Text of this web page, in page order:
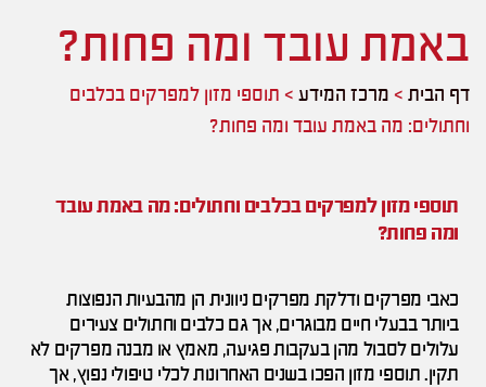
באמת עובד ומה פחות?
דף הבית > מרכז המידע > תוספי מזון למפרקים בכלבים
וחתולים: מה באמת עובד ומה פחות?
תוספי מזון למפרקים בכלבים וחתולים: מה באמת עובד
ומה פחות?
כאבי מפרקים ודלקת מפרקים ניוונית הן מהבעיות הנפוצות
ביותר בבעלי חיים מבוגרים, אך גם כלבים וחתולים צעירים
עלולים לסבול מהן בעקבות פגיעה, מאמץ או מבנה מפרקים לא
תקין. תוספי מזון הפכו בשנים האחרונות לכלי טיפולי נפוץ, אך